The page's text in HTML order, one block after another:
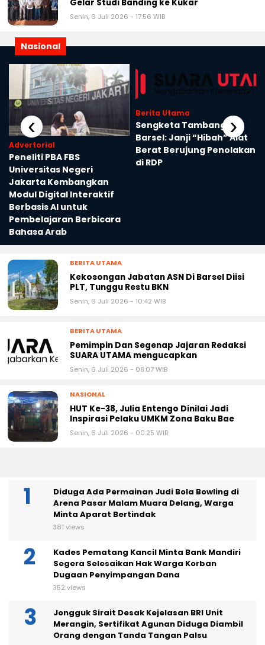
Perkuat Tata Kelola PAW, BK DPRD Kaltim
Gelar Studi Banding ke Kukar
Advertorial
Peneliti PBA FBS
Universitas Negeri
Jakarta Kembangkan
Modul Digital Interaktif
Berbasis AI untuk
Pembelajaran Berbicara
Bahasa Arab
Berita Utama
Sengketa Tambang
Barsel: Janji “Hibah” Alat
Berat Berujung Penolakan
‹ ›
BERITA UTAMA
Kekosongan Jabatan ASN Di Barsel Diisi
PLT, Tunggu Restu BKN
BERITA UTAMA
Pemimpin Dan Segenap Jajaran Redaksi
SUARA UTAMA mengucapkan
NASIONAL
HUT Ke-38, Julia Entengo Dinilai Jadi
Inspirasi Pelaku UMKM Zona Baku Bae
Diduga Ada Permainan Judi Bola Bowling di
Arena Pasar Malam Muara Delang, Warga
Minta Aparat Bertindak
Kades Pematang Kancil Minta Bank Mandiri
Segera Selesaikan Hak Warga Korban
Dugaan Penyimpangan Dana
Jongguk Sirait Desak Kejelasan BRI Unit
Merangin, Sertifikat Agunan Diduga Diambil